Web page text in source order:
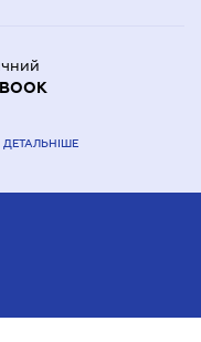
ДЕТАЛЬНІШЕ